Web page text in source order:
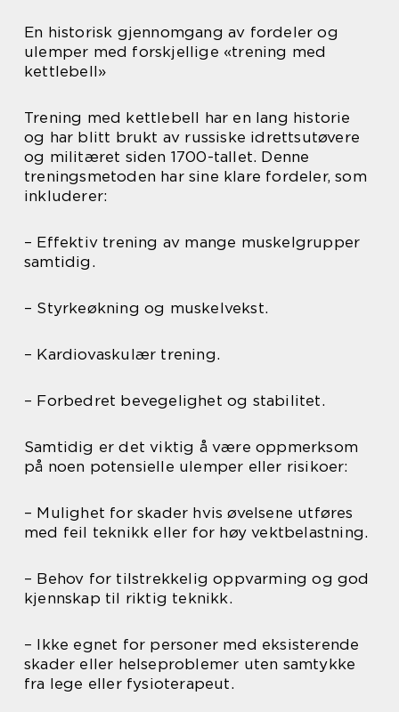
En historisk gjennomgang av fordeler og
ulemper med forskjellige «trening med
kettlebell»
Trening med kettlebell har en lang historie
og har blitt brukt av russiske idrettsutøvere
og militæret siden 1700-tallet. Denne
treningsmetoden har sine klare fordeler, som
inkluderer:
– Effektiv trening av mange muskelgrupper
samtidig.
– Styrkeøkning og muskelvekst.
– Kardiovaskulær trening.
– Forbedret bevegelighet og stabilitet.
Samtidig er det viktig å være oppmerksom
på noen potensielle ulemper eller risikoer:
– Mulighet for skader hvis øvelsene utføres
med feil teknikk eller for høy vektbelastning.
– Behov for tilstrekkelig oppvarming og god
kjennskap til riktig teknikk.
– Ikke egnet for personer med eksisterende
skader eller helseproblemer uten samtykke
fra lege eller fysioterapeut.